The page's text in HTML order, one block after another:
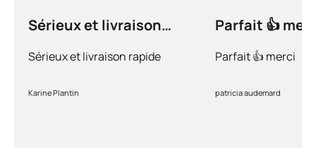
Sérieux et livraison
Sérieux et livraison rapide
Karine Plantin
Parfait 👍
Parfait 👍 merci
patricia audemard